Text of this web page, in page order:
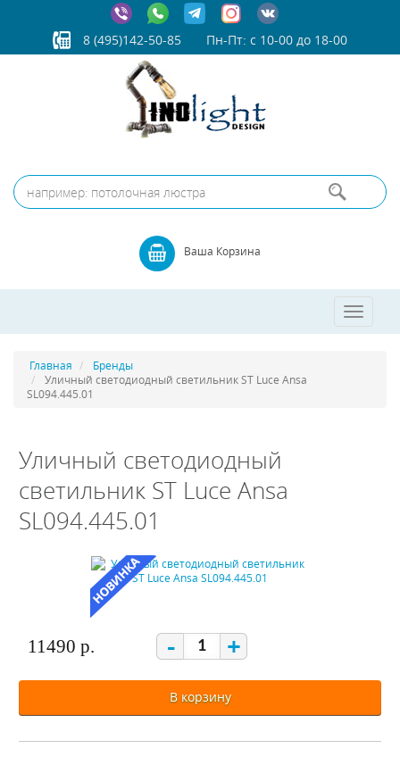
8 (495)142-50-85 Пн-Пт: с 10-00 до 18-00
Ваша Корзина
Toggle
Главная
Бренды
Уличный светодиодный светильник ST Luce Ansa
SL094.445.01
Уличный светодиодный
светильник ST Luce Ansa
SL094.445.01
11490 р. - +
В корзину